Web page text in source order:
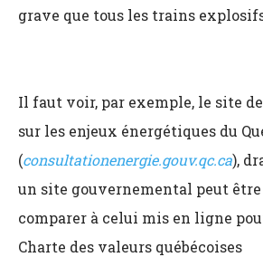
grave que tous les trains
Il faut voir, par exemple, le site
sur les enjeux énergétiques du
(consultationenergie.gouv.qc.ca),
un site gouvernemental peut être
comparer à celui mis en ligne
Charte des valeurs québécoises